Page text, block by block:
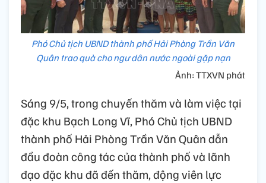
Phó Chủ tịch UBND thành phố Hải Phòng Trần Văn
Quân trao quà cho ngư dân nước ngoài gặp nạn
Ảnh: TTXVN phát
Sáng 9/5, trong chuyến thăm và làm việc tại
đặc khu Bạch Long Vĩ, Phó Chủ tịch UBND
thành phố Hải Phòng Trần Văn Quân dẫn
đầu đoàn công tác của thành phố và lãnh
đạo đặc khu đã đến thăm, động viên lực